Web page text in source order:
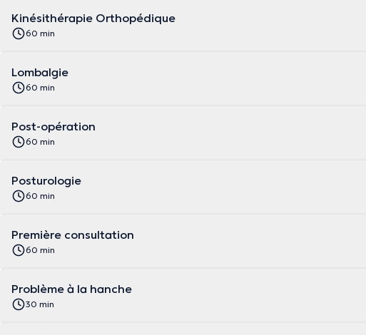
Kinésithérapie Orthopédique
60 min
Lombalgie
60 min
Post-opération
60 min
Posturologie
60 min
Première consultation
60 min
Problème à la hanche
30 min